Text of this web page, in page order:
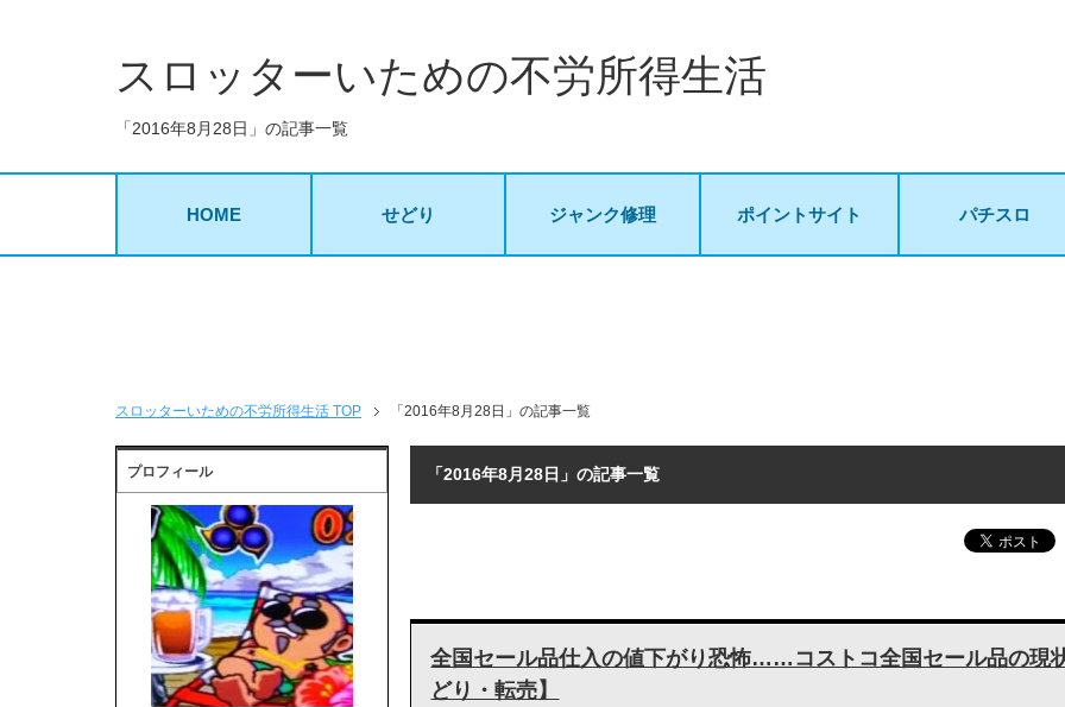
スロッターいための不労所得生活
「2016年8月28日」の記事一覧
HOME せどり ジャンク修理 ポイントサイト パチスロ
スロッターいための不労所得生活 TOP 「2016年8月28日」の記事一覧
「2016年8月28日」の記事一覧
全国セール品仕入の値下がり恐怖……コストコ全国セール品の
どり・転売】
プロフィール